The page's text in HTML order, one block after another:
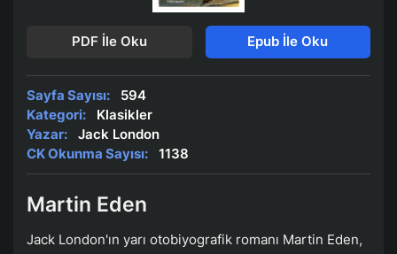
PDF İle Oku Epub İle Oku
Sayfa Sayısı:
594
Kategori:
Klasikler
Yazar:
Jack London
CK Okunma Sayısı:
1138
Martin Eden
Jack London'ın yarı otobiyografik romanı Martin Eden,